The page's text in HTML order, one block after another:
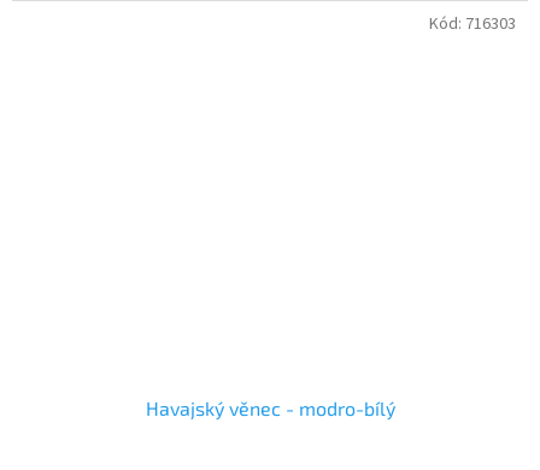
Havajský věnec - modro-bílý
Kód: 716303